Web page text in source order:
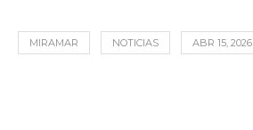
MIRAMAR NOTICIAS ABR 15, 2026